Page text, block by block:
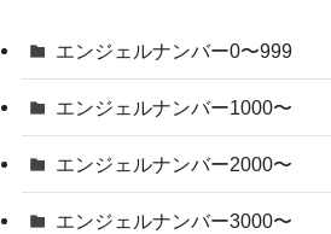
エンジェルナンバー0〜999
エンジェルナンバー1000〜
エンジェルナンバー2000〜
エンジェルナンバー3000〜